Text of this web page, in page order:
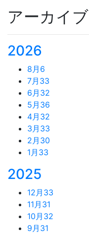
アーカイブ
2026
8月 6
7月 33
6月 32
5月 36
4月 32
3月 33
2月 30
1月 33
2025
12月 33
11月 31
10月 32
9月 31